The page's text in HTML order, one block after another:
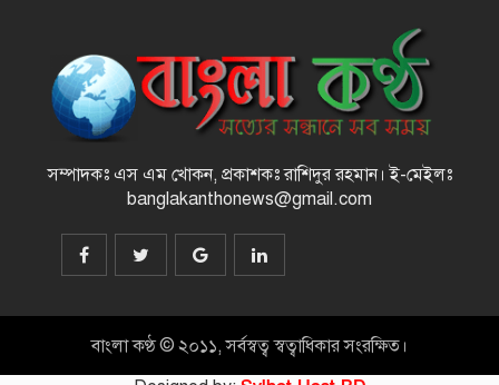
আনতে প্রশাসনের তদারকি, ভক্তদের
বেনজীরকে দ্রুত দেশে ফেরানোর প্রক্রিয়া
চলছে : স্বরাষ্ট্রমন্ত্রী
রামিসা হত্যা : ডেথ রেফারেন্সসহ পূর্ণাঙ্গ
রায়ের নথি উচ্চ আদালতে
লোকজনের সাথে জেলা প্রশাসক’র
মতবিনিময়
সম্পাদকঃ এস এম খোকন, প্রকাশকঃ রাশিদুর রহমান। ই-মেইলঃ
banglakanthonews@gmail.com
বাংলা কণ্ঠ © ২০১১, সর্বস্বত্ব স্বত্বাধিকার সংরক্ষিত।